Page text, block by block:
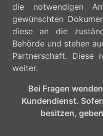
die notwendigen
gewünschten
diese an die
Behörde und stehen
Partnerschaft. Diese
weiter.
Bei Fragen
Kundendienst.
besitzen,